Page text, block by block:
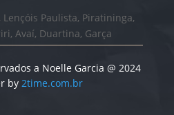
Paulista, Piratininga,
Avaí, Duartina, Garça
a Noelle Garcia @ 2024
by 2time.com.br